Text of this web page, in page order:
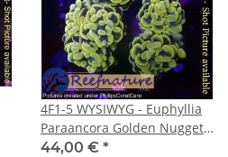
4F1-5 WYSIWYG - Euphyllia
Paraancora Golden Nugget
=>3Köpfe
44,00 € *